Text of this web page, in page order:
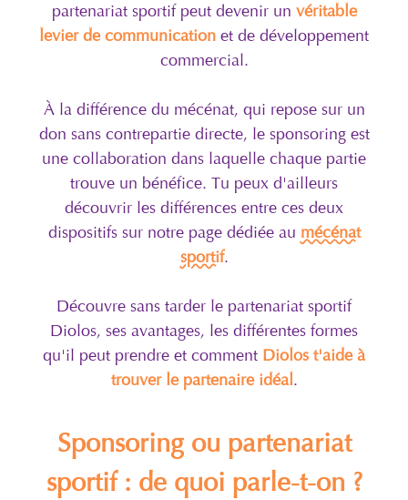
partenariat sportif peut devenir un véritable
levier de communication et de développement
commercial.
À la différence du mécénat, qui repose sur un
don sans contrepartie directe, le sponsoring est
une collaboration dans laquelle chaque partie
trouve un bénéfice. Tu peux d'ailleurs
découvrir les différences entre ces deux
dispositifs sur notre page dédiée au mécénat
sportif.
Découvre sans tarder le partenariat sportif
Diolos, ses avantages, les différentes formes
qu'il peut prendre et comment Diolos t'aide à
trouver le partenaire idéal.
Sponsoring ou partenariat
sportif : de quoi parle-t-on ?